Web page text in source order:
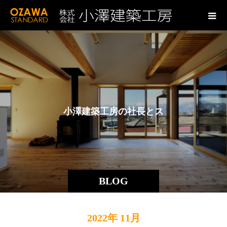
BLOG
澤 建築工房の社長とスタッ
2022年 11月